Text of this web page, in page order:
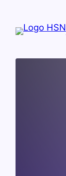
Inhalt
springen